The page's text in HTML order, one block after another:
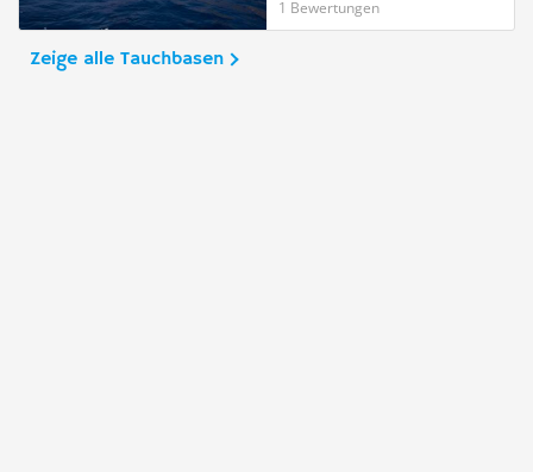
1 Bewertungen
Zeige alle Tauchbasen